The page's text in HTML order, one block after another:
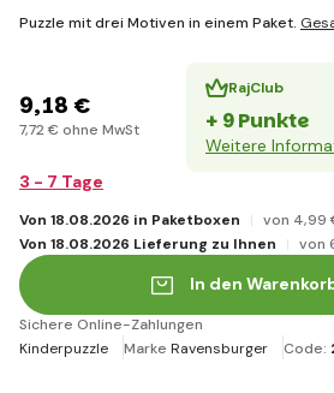
Puzzle mit drei Motiven in einem Paket.
9,18 €
7,72 € ohne MwSt
RajClub
+ 9 Punkte
Weitere
3 - 7 Tage
Von 18.08.2026 in Paketboxen von 4,99
Von 18.08.2026 Lieferung zu Ihnen
von
In den
Sichere Online-Zahlungen
Kinderpuzzle
Marke Ravensburger Code: